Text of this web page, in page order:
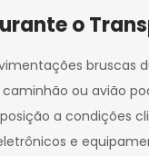
o
bruscas
ou avião
a
e